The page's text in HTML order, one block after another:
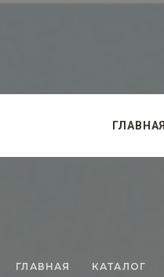
ГЛАВНАЯ
ГЛАВНАЯ КАТАЛОГ